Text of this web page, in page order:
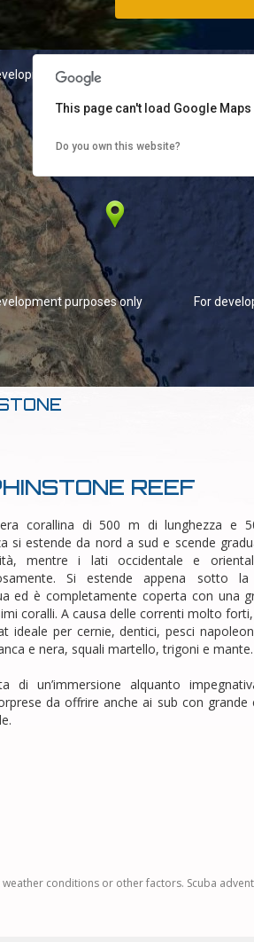
For
purposes only
purposes only
For
This page can't load Google
Do you own this website?
REEF
corallina di 500 m di lunghezza e
si estende da nord a sud e scende
mentre i lati occidentale e
Si estende appena sotto la
ed è completamente coperta con una
coralli. A causa delle correnti molto
ideale per cernie, dentici, pesci
e nera, squali martello, trigoni e mante.
di un’immersione alquanto
da offrire anche ai sub con grande
conditions or other factors. Scuba